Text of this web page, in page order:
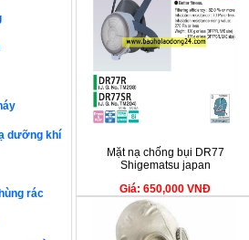
dưỡng khí
rác
Mặt nạ chống bụi DR77
Shigematsu japan
Giá: 650,000 VNĐ